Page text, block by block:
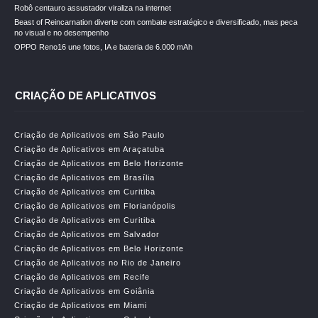
Robô centauro assustador viraliza na internet
Beast of Reincarnation diverte com combate estratégico e diversificado, mas peca
no visual e no desempenho
OPPO Reno16 une fotos, IA e bateria de 6.000 mAh
CRIAÇÃO DE APLICATIVOS
Criação de Aplicativos em São Paulo
Criação de Aplicativos em Araçatuba
Criação de Aplicativos em Belo Horizonte
Criação de Aplicativos em Brasília
Criação de Aplicativos em Curitiba
Criação de Aplicativos em Florianópolis
Criação de Aplicativos em Curitiba
Criação de Aplicativos em Salvador
Criação de Aplicativos em Belo Horizonte
Criação de Aplicativos no Rio de Janeiro
Criação de Aplicativos em Recife
Criação de Aplicativos em Goiânia
Criação de Aplicativos em Miami